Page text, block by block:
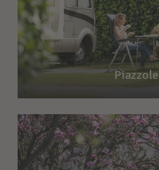
Piazzole